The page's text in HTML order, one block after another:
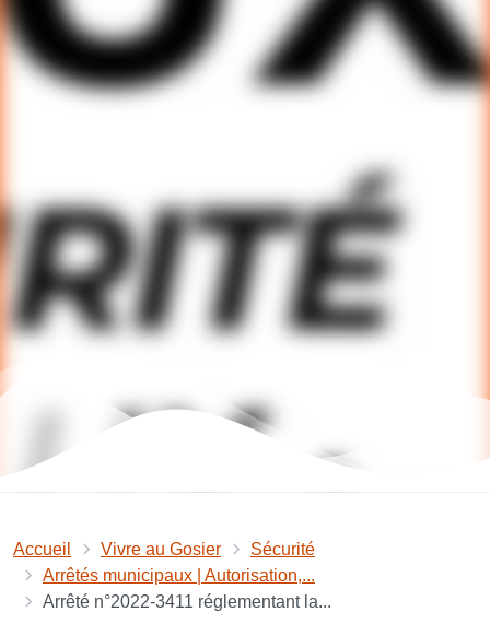
Accueil Vivre au Gosier
Sécurité
Arrêtés municipaux | Autorisation,...
Arrêté n°2022-3411 réglementant la...